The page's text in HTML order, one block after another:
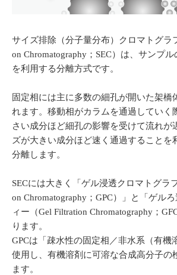
サイズ排除（分子量分布）クロマトグラ
on Chromatography；SEC）は、サンプ
を利用する分離方式です。
固定相には主に多数の細孔が開いた架橋
れます。移動相がカラムを通過していく
さい成分ほど細孔の影響を受けて流れが
ズが大きい成分ほど速く通過することを
分離します。
SECには大きく「ゲル浸透クロマトグラ
on Chromatography；GPC）」と「ゲル
ィー（Gel Filtration Chromatography；
ります。
GPCは「疎水性の固定相／非水系（有機
使用し、有機溶剤に可溶な合成高分子の
ます。